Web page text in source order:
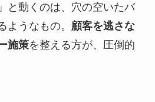
と動くのは、穴の空いたバ
ようなもの。 顧客を逃さな
施策を整える方が、圧倒的